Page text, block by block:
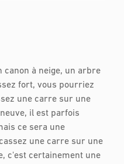
canon à neige, un arbre
fort, vous pourriez
une carre sur une
il est parfois
ce sera une
une carre sur une
c'est certainement une